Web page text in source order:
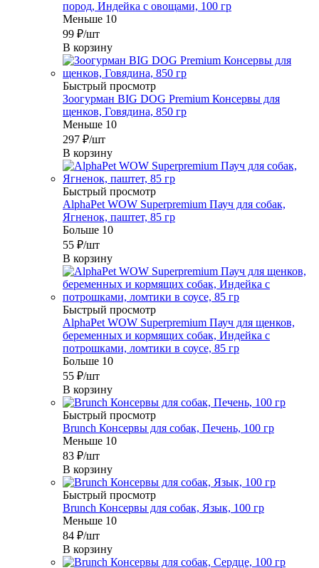
пород, Индейка с овощами, 100 гр
Меньше 10
99 ₽/шт
В корзину
Быстрый просмотр
Зоогурман BIG DOG Premium Консервы для
щенков, Говядина, 850 гр
Меньше 10
297 ₽/шт
В корзину
Быстрый просмотр
AlphaPet WOW Superpremium Пауч для собак,
Ягненок, паштет, 85 гр
Больше 10
55 ₽/шт
В корзину
Быстрый просмотр
AlphaPet WOW Superpremium Пауч для щенков,
беременных и кормящих собак, Индейка с
потрошками, ломтики в соусе, 85 гр
Больше 10
55 ₽/шт
В корзину
Быстрый просмотр
Brunch Консервы для собак, Печень, 100 гр
Меньше 10
83 ₽/шт
В корзину
Быстрый просмотр
Brunch Консервы для собак, Язык, 100 гр
Меньше 10
84 ₽/шт
В корзину